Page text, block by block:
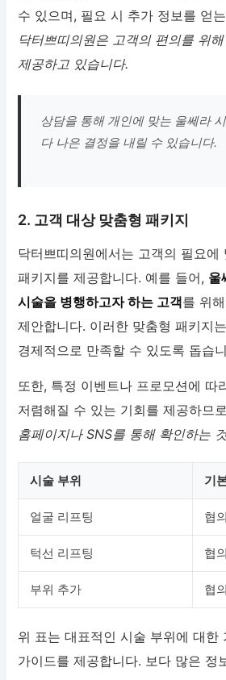
수 있으며, 필요 시 추가 정보를 얻
닥터쁘띠의원은 고객의 편의를 위
제공하고 있습니다.
상담을 통해 개인에 맞는 울쎄라
다 나은 결정을 내릴 수 있습니다.
2. 고객 대상 맞춤형 패키지
닥터쁘띠의원에서는 고객의 필요에
패키지를 제공합니다. 예를 들어, 울
시술을 병행하고자 하는 고객를 위
제안합니다. 이러한 맞춤형 패키지
경제적으로 만족할 수 있도록 돕습
또한, 특정 이벤트나 프로모션에 따
저렴해질 수 있는 기회를 제공하므로
홈페이지나 SNS를 통해 확인하는
시술 부위 기
얼굴 리프팅 협
턱선 리프팅 협
부위 추가 협
위 표는 대표적인 시술 부위에 대한
가이드를 제공합니다. 보다 많은 정